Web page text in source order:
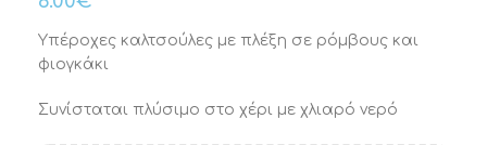
Υπέροχες καλτσούλες με πλέξη σε ρόμβους και
φιογκάκι
Συνίσταται πλύσιμο στο χέρι με χλιαρό νερό